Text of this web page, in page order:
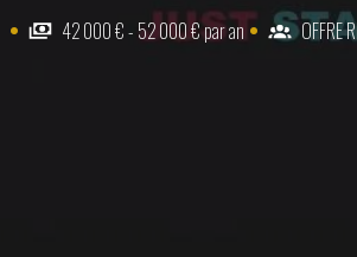
42 000 € - 52 000 € par an
OFFRE